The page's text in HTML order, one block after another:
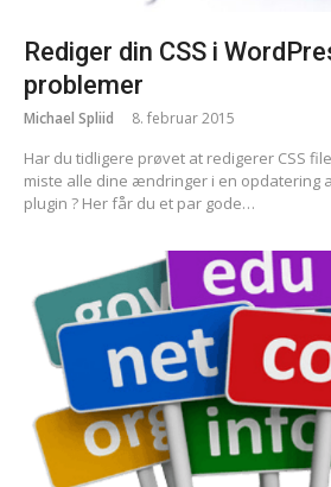
Rediger din CSS i
problemer
Michael Spliid 8. februar 2015
Har du tidligere prøvet at redigerer CSS
miste alle dine ændringer i en opdatering
plugin ? Her får du et par gode…